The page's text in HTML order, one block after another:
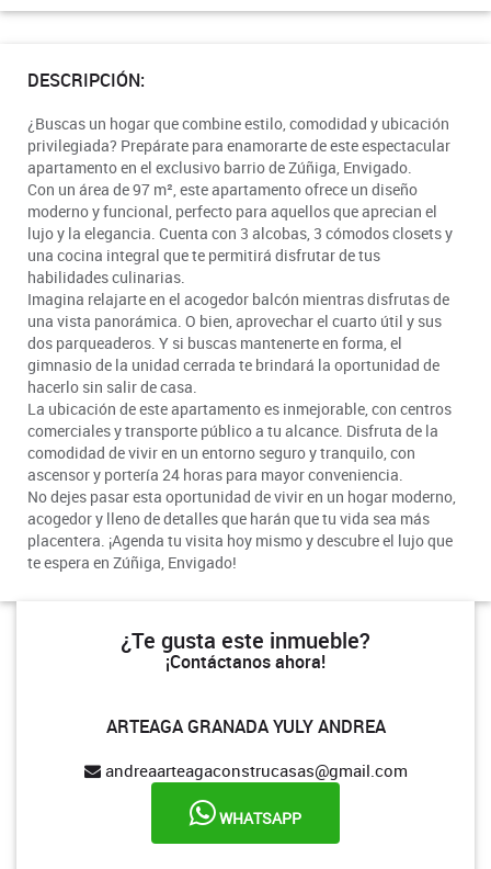
DESCRIPCIÓN:
¿Buscas un hogar que combine estilo, comodidad y ubicación
privilegiada? Prepárate para enamorarte de este espectacular
apartamento en el exclusivo barrio de Zúñiga, Envigado.
Con un área de 97 m², este apartamento ofrece un diseño
moderno y funcional, perfecto para aquellos que aprecian el
lujo y la elegancia. Cuenta con 3 alcobas, 3 cómodos closets y
una cocina integral que te permitirá disfrutar de tus
habilidades culinarias.
Imagina relajarte en el acogedor balcón mientras disfrutas de
una vista panorámica. O bien, aprovechar el cuarto útil y sus
dos parqueaderos. Y si buscas mantenerte en forma, el
gimnasio de la unidad cerrada te brindará la oportunidad de
hacerlo sin salir de casa.
La ubicación de este apartamento es inmejorable, con centros
comerciales y transporte público a tu alcance. Disfruta de la
comodidad de vivir en un entorno seguro y tranquilo, con
ascensor y portería 24 horas para mayor conveniencia.
No dejes pasar esta oportunidad de vivir en un hogar moderno,
acogedor y lleno de detalles que harán que tu vida sea más
placentera. ¡Agenda tu visita hoy mismo y descubre el lujo que
te espera en Zúñiga, Envigado!
¿Te gusta este inmueble?
¡Contáctanos ahora!
ARTEAGA GRANADA YULY ANDREA
andreaarteagaconstrucasas@gmail.com
WHATSAPP